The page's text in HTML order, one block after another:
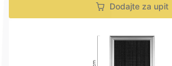
Dodajte za upit